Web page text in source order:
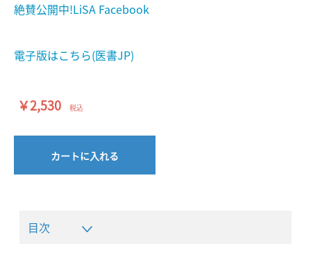
絶賛公開中!LiSA Facebook
電子版はこちら(医書JP)
￥2,530 税込
カートに入れる
目次